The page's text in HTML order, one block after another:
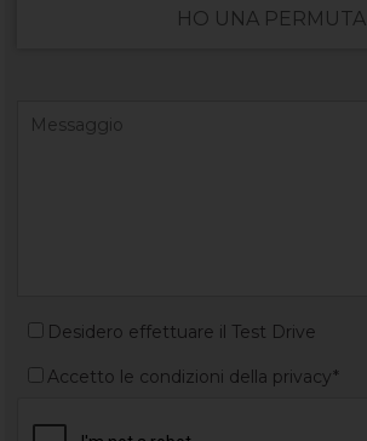
HO UNA PERMUTA
Desidero effettuare il Test Drive
Accetto le condizioni della privacy*